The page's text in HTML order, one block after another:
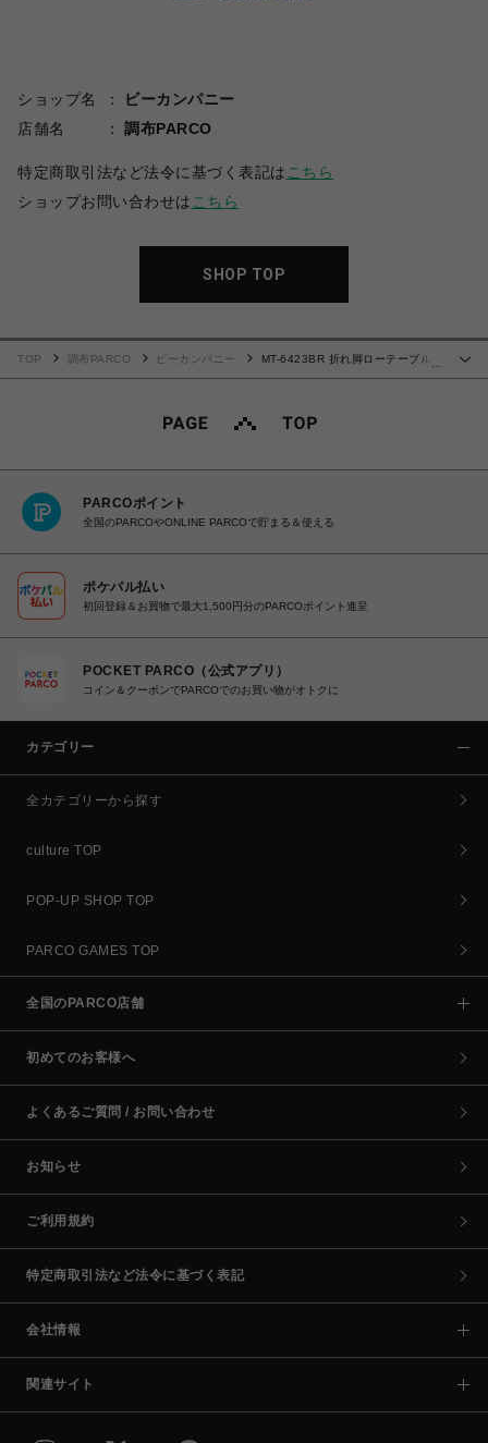
ショップ名
ビーカンパニー
店舗名
調布PARCO
特定商取引法など法令に基づく表記は こちら
ショップお問い合わせは こちら
SHOP TOP
…
TOP 調布PARCO ビーカンパニー
MT-6423BR 折れ脚ローテーブル
PARCOポイント
全国のPARCOやONLINE PARCOで貯まる＆使える
ポケパル払い
初回登録＆お買物で最大1,500円分のPARCOポイント進呈
POCKET PARCO（公式アプリ）
コイン＆クーポンでPARCOでのお買い物がオトクに
カテゴリー
全カテゴリーから探す
culture TOP
POP-UP SHOP TOP
PARCO GAMES TOP
全国のPARCO店舗
初めてのお客様へ
よくあるご質問 / お問い合わせ
お知らせ
ご利用規約
特定商取引法など法令に基づく表記
会社情報
関連サイト